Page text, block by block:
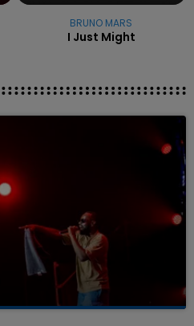
BRUNO MARS
I Just Might